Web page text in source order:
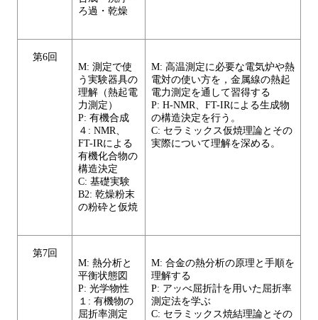
ろ過・乾燥
第6回
M: 測定で使
う実験器具の
理解（熱起電
力測定）
P: 有機合成
４: NMR、
FT-IRによる
有機化合物の
構造決定
C: 基礎実験
B2: 乾燥粉末
の粉砕と仮焼
M: 高温測定に必要な電気炉や熱
電対の使い方を，金属線の熱起
電力測定を通して習得する
P: H-NMR、FT-IRによる生成物
の構造決定を行う。
C: セラミックス仮焼理論とその
実際について理解を深める。
第7回
M: 熱分析と
平衡状態図
P: 光学物性
１: 有機物の
屈折率測定
M: 合金の熱分析の原理と手順を
理解する
P: アッべ屈折計を用いた屈折率
測定法を学ぶ
C: セラミックス焼結理論とその